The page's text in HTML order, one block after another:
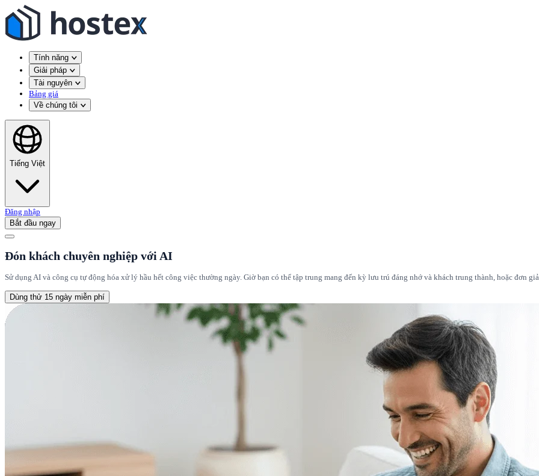
Tính năng
Giải pháp
Tài nguyên
Bảng giá
Về chúng tôi
Tiếng Việt
Đăng nhập
Bắt đầu ngay
Đón khách chuyên nghiệp với AI
Sử dụng AI và công cụ tự động hóa xử lý hầu hết công việc thường ngày. Giờ bạn có thể tập trung mang đến kỳ lưu trú đáng nhớ và khách trung thành, hoặc đơn
Dùng thử 15 ngày miễn phí